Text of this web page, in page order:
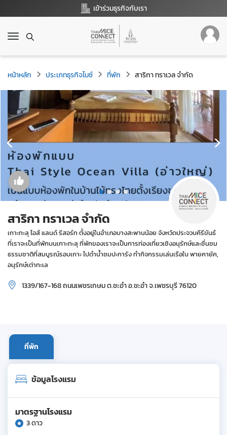
เข้าร่วมธุรกิจกับเรา
T
g
g
l
e
a
v
i
g
a
t
o
n
หน้าหลัก ประเภทธุรกิจไมซ์ ที่พัก สาริกา ทราเวล จำกัด
สาริกา ทราเวล จำกัด
เกาะทะลุ ไอส์ แลนด์ รีสอร์ท ตั้งอยู่ในอำเภอบางสะพานน้อย จังหวัดประจวบคีรีขันธ์
ที่เราจะเป็นที่พักบนเกาะทะลุ ที่พักของเราจะเป็นการท่องเที่ยวเชิงอนุรักษ์และชื่นชม
ธรรมชาติที่สมบูรณ์รอบเกาะ ไปดำน้ำชมปะการัง ทำกิจกรรมเล่นเรือใบ พายคายัค,
อนุรักษ์เต่าทะเล
1339/167-168 ถนนเพชรเกษม ต.ชะอำ อ.ชะอำ จ.เพชรบุรี 76120
ที่พัก
ข้อมูลโรงแรม
มาตรฐานโรงแรม
3 ดาว